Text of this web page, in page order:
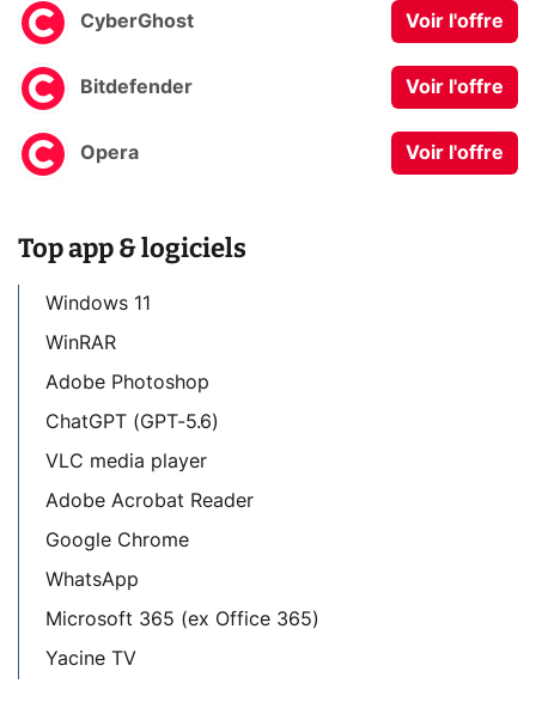
CyberGhost Voir l'offre
Bitdefender Voir l'offre
Opera Voir l'offre
Top app & logiciels
Windows 11
WinRAR
Adobe Photoshop
ChatGPT (GPT-5.6)
VLC media player
Adobe Acrobat Reader
Google Chrome
WhatsApp
Microsoft 365 (ex Office 365)
Yacine TV